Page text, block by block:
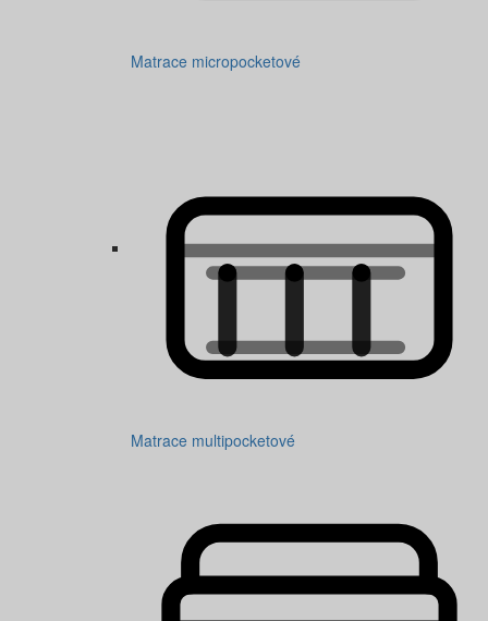
Matrace micropocketové
Matrace multipocketové